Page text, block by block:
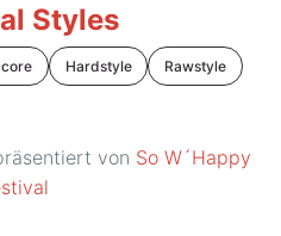
Styles
Hardstyle Rawstyle
von So W´Happy